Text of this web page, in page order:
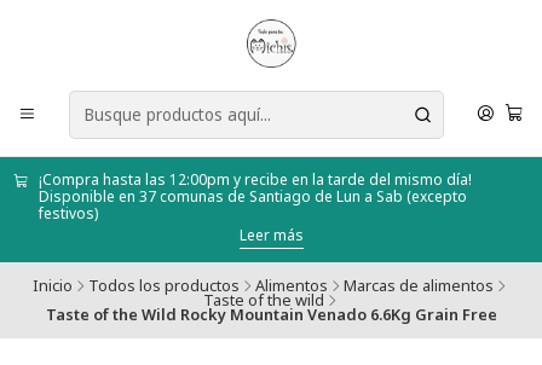
¡Compra hasta las 12:00pm y recibe en la tarde del mismo día!
Disponible en 37 comunas de Santiago de Lun a Sab (excepto
festivos)
Leer más
Inicio Todos los productos Alimentos Marcas de alimentos
Taste of the wild
Taste of the Wild Rocky Mountain Venado 6.6Kg Grain Free